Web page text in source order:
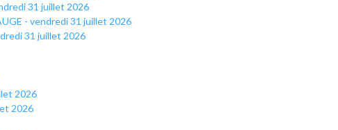
31 juillet 2026
- vendredi 31 juillet 2026
31 juillet 2026
2026
2026